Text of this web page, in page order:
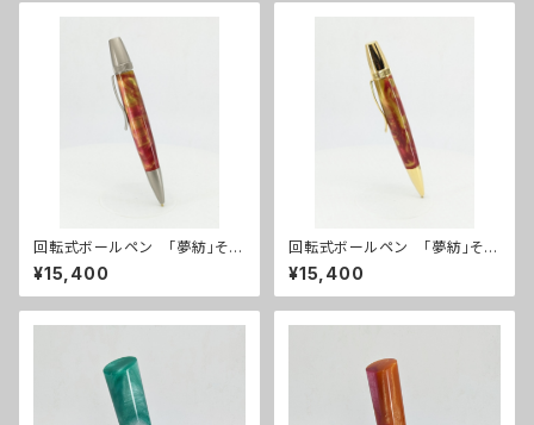
回転式ボールペン 「夢紡」その
12
¥15,400
回転式ボールペン 「夢紡」その
７
¥15,400